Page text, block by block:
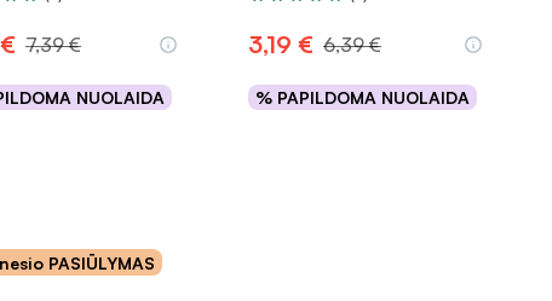
5.0 iš 5
7,39 €
NUOLAIDA
Į krepšelį
Įvertinimas 5.0 iš 5
3,19 € 6,39 €
% PAPILDOMA NUOLAIDA
Į krepšelį
PASIŪLYMAS